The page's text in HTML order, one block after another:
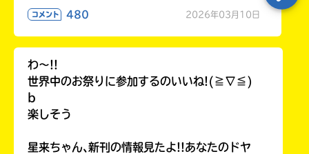
コメント 480 2026年03月10日
わ〜!!
世界中のお祭りに参加するのいいね!(≧∇≦)
b
楽しそう
星来ちゃん､新刊の情報見たよ!!あなたのドヤ